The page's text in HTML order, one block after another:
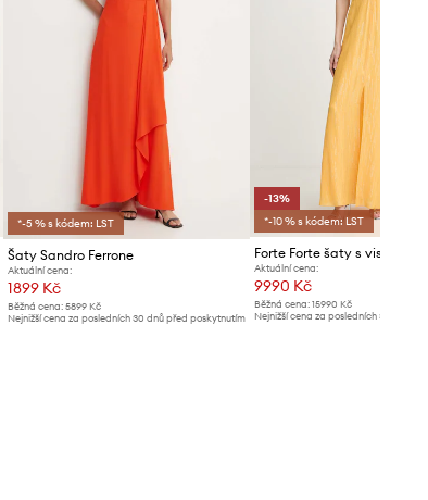
*-5 % s kódem: LST
Šaty Sandro Ferrone
Aktuální cena:
1899 Kč
Běžná cena:5899 Kč
Nejnižší cena za posledních 30 dnů před poskytnutím
-13%
*-10 % s kódem: LST
Forte Forte šaty s viskózou
Aktuální cena:
9990 Kč
Běžná cena: 15990 Kč
Nejnižší cena za posledních 30 dnů